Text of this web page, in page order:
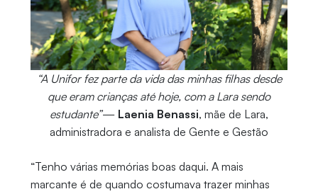
“A Unifor fez parte da vida das minhas filhas desde
que eram crianças até hoje, com a Lara sendo
estudante”— Laenia Benassi, mãe de Lara,
administradora e analista de Gente e Gestão
“Tenho várias memórias boas daqui. A mais
marcante é de quando costumava trazer minhas